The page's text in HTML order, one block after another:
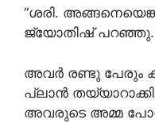
“ശരി.
ജ്യോതിഷ് പറഞ്ഞു.
അവർ രണ്ടു പേരും
പ്ലാൻ
അവരുടെ അമ്മ